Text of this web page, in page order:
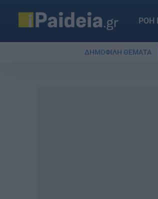
ΡΟΗ
ΔΗΜΟΦΙΛΗ ΘΕΜΑΤΑ